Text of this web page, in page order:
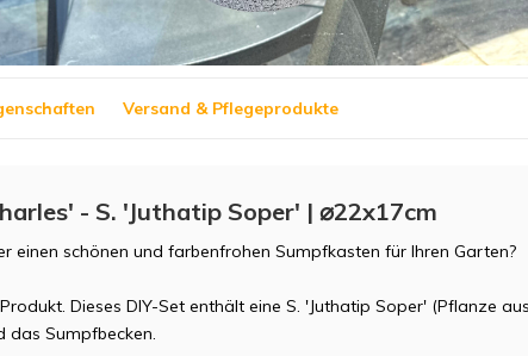
Versand & Pflegeprodukte
- S. 'Juthatip Soper' | ⌀22x17cm
einen schönen und farbenfrohen Sumpfkasten für Ihren Garten?
Dieses DIY-Set enthält eine S. 'Juthatip Soper' (Pflanze aus
das Sumpfbecken.